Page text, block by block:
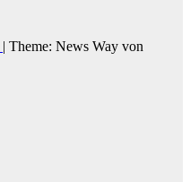
| Theme: News Way von